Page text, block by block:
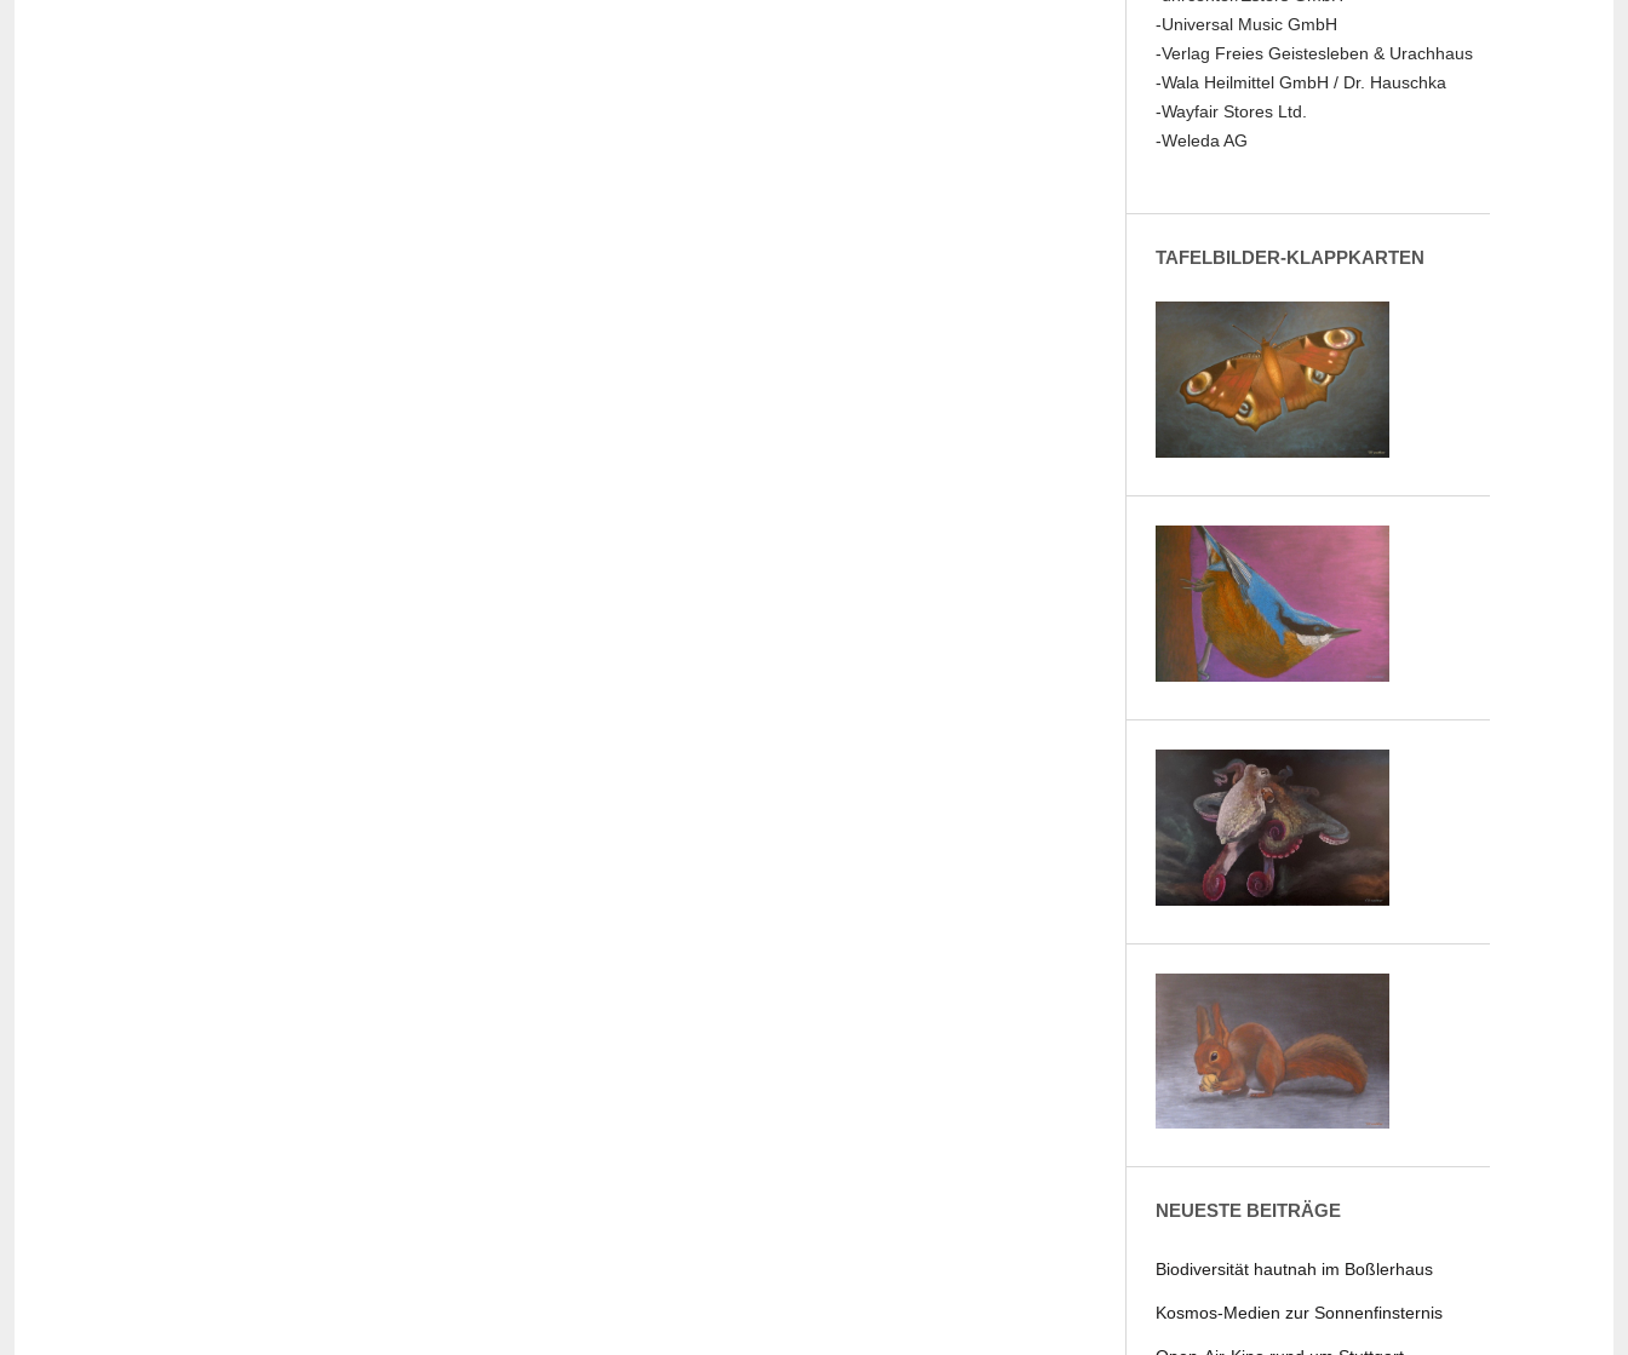
-Universal Music GmbH
-Verlag Freies Geistesleben & Urachhaus
-Wala Heilmittel GmbH / Dr. Hauschka
-Wayfair Stores Ltd.
-Weleda AG
TAFELBILDER-KLAPPKARTEN
NEUESTE BEITRÄGE
Biodiversität hautnah im Boßlerhaus
Kosmos-Medien zur Sonnenfinsternis